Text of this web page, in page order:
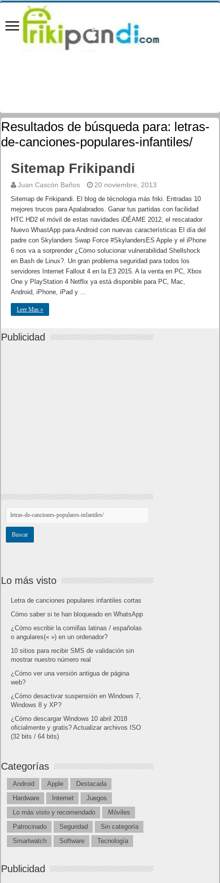
Resultados de búsqueda para: letras-
de-canciones-populares-infantiles/
Sitemap Frikipandi
Juan Cascón Baños 20 noviembre, 2013
Sitemap de Frikipandi. El blog de técnologia más friki. Entradas 10
mejores trucos para Apalabrados. Ganar tus partidas con facilidad
HTC HD2 el móvil de estas navidades iDÉAME 2012, el rescatador
Nuevo WhastApp para Android con nuevas características El día del
padre con Skylanders Swap Force #SkylandersES Apple y el iPhone
6 nos va a sorprender ¿Cómo solucionar vulnerabilidad Shellshock
en Bash de Linux?. Un gran problema seguridad para todos los
servidores Internet Fallout 4 en la E3 2015. A la venta en PC, Xbox
One y PlayStation 4 Netflix ya está disponible para PC, Mac,
Android, iPhone, iPad y …
Leer Mas »
Publicidad
Lo más visto
Letra de canciones populares infantiles cortas
Cómo saber si te han bloqueado en WhatsApp
¿Cómo escribir la comillas latinas / españolas
o angulares(« ») en un ordenador?
10 sitios para recibir SMS de validación sin
mostrar nuestro número real
¿Cómo ver una versión antigua de página
web?
¿Cómo desactivar suspensión en Windows 7,
Windows 8 y XP?
¿Cómo descargar Windows 10 abril 2018
oficialmente y gratis? Actualizar archivos ISO
(32 bits / 64 bits)
Categorías
Android Apple
Destacada
Hardware
Internet
Juegos
Lo más visto y recomendado
Móviles
Patrocinado
Seguridad
Sin categoría
Smartwatch
Software Tecnología
Publicidad